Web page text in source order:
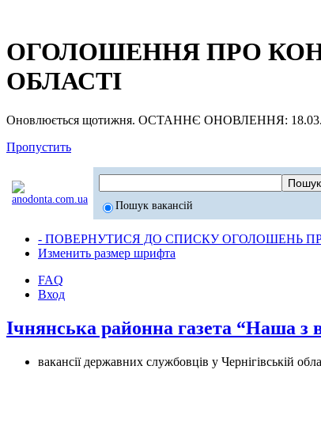
ОГОЛОШЕННЯ ПРО
ОБЛАСТІ
Оновлюється щотижня. ОСТАННЄ ОНОВЛЕННЯ:
Пропустить
Пошук вакансій
- ПОВЕРНУТИСЯ ДО СПИСКУ ОГОЛОШЕНЬ
Изменить размер шрифта
FAQ
Вход
Ічнянська районна газета “Наша з
вакансії державних службовців у Чернігівській